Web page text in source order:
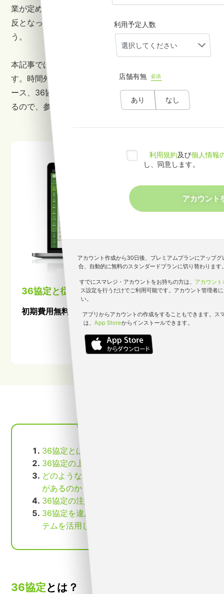
利用予定人数
店舗有無 必須
あり なし
利用規約及び個人情報
し、同意します。
アカウント作成から30日後、プレミアムプランにアップグ
合、自動的に無料のスタンダードプランに切り替わります
すでにスマレジ・アカウントをお持ちの方は、アカウン
ス設定を行うだけでご利用可能です。アカウント管理者
い。
アプリからアカウントの作成をすることもできます。ス
は、 App Storeからインストールできます。
業が定めるもので、適切に対応しなければ労働基準法違
反となってしまうため、しっかり理解しておきましょ
う。
本記事では、36協定についてわかりやすく解説しま
す。時間外労働の上限規制や36協定の届出が必要なケ
ース、36協定に関する注意点などを詳しく解説してい
るので、参考にしてください。
36協定と従業員の健康を守ろう
初期費用無料で始めるクラウド勤怠管理システム
資料ダウンロード
36協定とは？
36協定の上限
どのようなときに36協定の届出を出す必要
があるのか
36協定の注意点
36協定を違反しないためにも勤怠管理シス
テムを活用してみよう
36協定とは？